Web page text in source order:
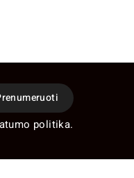
politika.